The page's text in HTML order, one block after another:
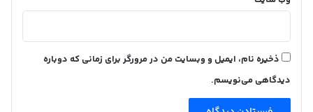
ذخیره نام، ایمیل و وبسایت من در مرورگر برای زمانی که دوباره
دیدگاهی می‌نویسم.